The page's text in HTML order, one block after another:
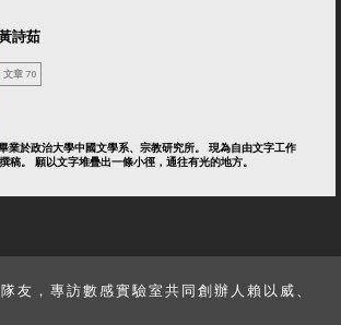
詩茹
文章 70
業於政治大學中國文學系、宗教研究所。 現為自由文字工作
稿。 願以文字堆疊出一條小徑，通往有光的地方。
友，專訪數感實驗室共同創辦人賴以威、